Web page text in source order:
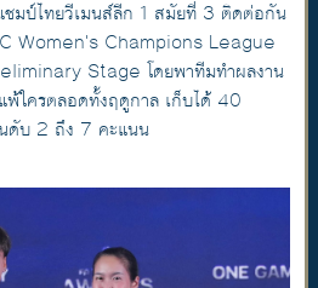
มป์ไทยวีเมนส์ลีก 1 สมัยที่ 3 ติดต่อกัน
Women's Champions League
Stage โดยพาทีมทำผลงาน
ใครตลอดทั้งฤดูกาล เก็บได้ 40
ดับ 2 ถึง 7 คะแนน